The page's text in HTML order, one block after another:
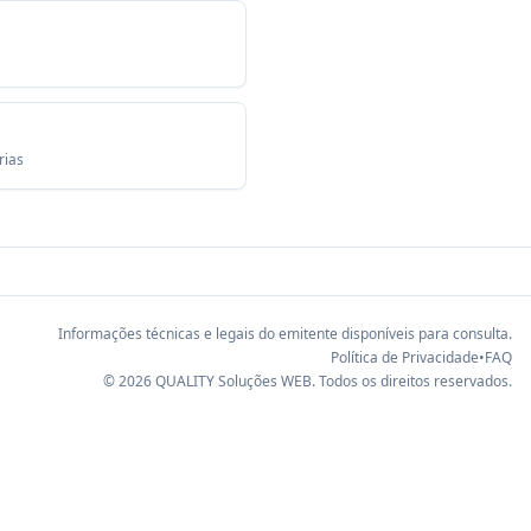
Informações técnicas e legais do emitente disponíveis para consulta.
Política de Privacidade•FAQ
©2026QUALITY Soluções WEB. Todos os direitos reservados.